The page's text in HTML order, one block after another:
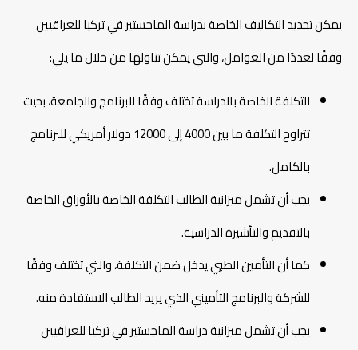
يمكن تحديد التكاليف الخاصة بدراسة الماجستير في تركيا للعراقيين
وفقًا لعددًا من العوامل، والتي يمكن تناولها من خلال ما يلي:
التكلفة الخاصة بالدراسة تختلف وفقًا للبرنامج والجامعة، بحيث
تتراوح التكلفة ما بين 4000 إلى 12000 دولار أمريكي للبرنامج
بالكامل.
يجب أن تشمل ميزانية الطالب التكلفة الخاصة بالأوراق الخاصة
بالتقديم والتأشيرة الدراسية.
كما أن التأمين الطبي يدخل ضمن التكلفة، والتي تختلف وفقًا
للشركة والبرنامج التأميني الذي يريد الطالب الاستفادة منه.
يجب أن تشمل ميزانية دراسة الماجستير في تركيا للعراقيين